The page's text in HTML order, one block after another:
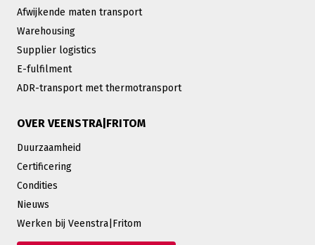
Afwijkende maten transport
Warehousing
Supplier logistics
E-fulfilment
ADR-transport met thermotransport
OVER VEENSTRA|FRITOM
Duurzaamheid
Certificering
Condities
Nieuws
Werken bij Veenstra|Fritom